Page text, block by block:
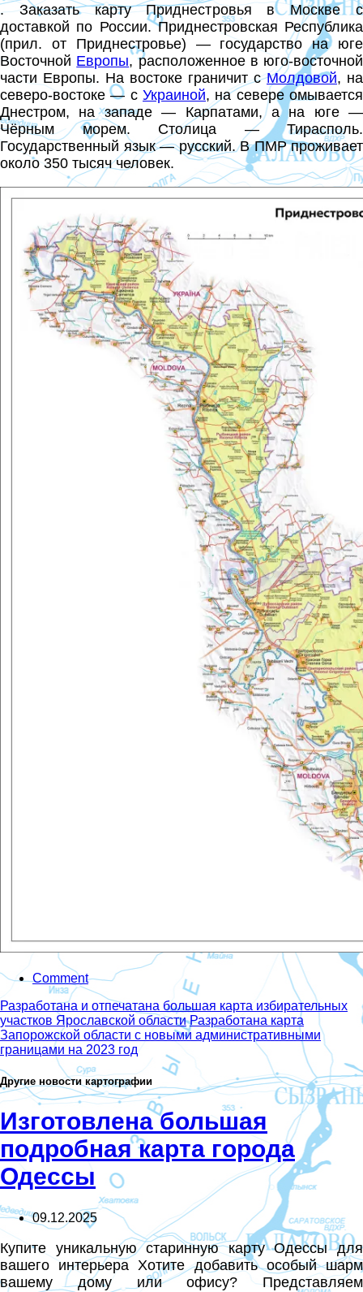
. Заказать карту Приднестровья в Москве с
доставкой по России. Приднестровская Республика
(прил. от Приднестровье) — государство на юге
Восточной Европы, расположенное в юго-восточной
части Европы. На востоке граничит сМолдовой, на
северо-востоке — с Украиной, на севере омывается
Днестром, на западе — Карпатами, а на юге —
Чёрным морем. Столица — Тирасполь.
Государственный язык — русский. В ПМР проживает
около 350 тысяч человек.
Comment
Разработана и отпечатана большая карта избирательных
участков Ярославской области Разработана карта
Запорожской области с новыми административными
границами на 2023 год
Другие новости картографии
Изготовлена большая
подробная карта города
Одессы
09.12.2025
Купите уникальную старинную карту Одессы для
вашего интерьера Хотите добавить особый шарм
вашему дому или офису? Представляем